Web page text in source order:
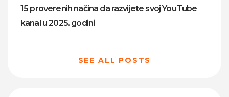
15 proverenih načina da razvijete svoj YouTube
kanal u 2025. godini
SEE ALL POSTS